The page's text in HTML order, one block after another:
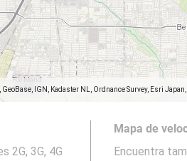
IGN, Kadaster NL, Ordnance Survey, Esri
2G, 3G, 4G
Mapa de
Encuentra